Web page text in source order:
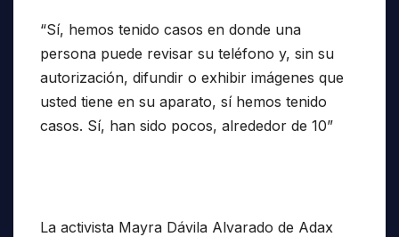
“Sí, hemos tenido casos en donde una
persona puede revisar su teléfono y, sin su
autorización, difundir o exhibir imágenes que
usted tiene en su aparato, sí hemos tenido
casos. Sí, han sido pocos, alrededor de 10”
La activista Mayra Dávila Alvarado de Adax